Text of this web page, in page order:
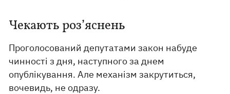
Чекають роз’яснень
Проголосований депутатами закон набуде
чинності з дня, наступного за днем
опублікування. Але механізм закрутиться,
вочевидь, не одразу.